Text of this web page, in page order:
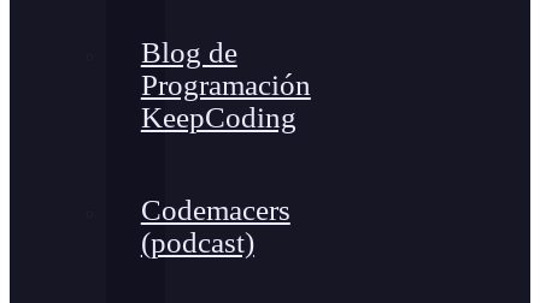
Blog de
Programación
KeepCoding
Codemacers
(podcast)